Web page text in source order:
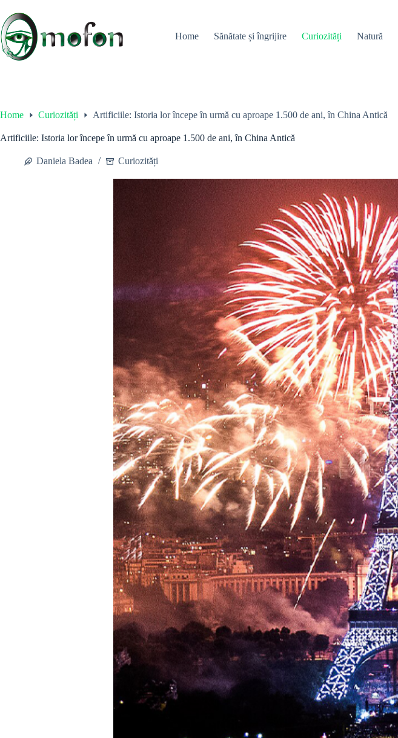
content
Home
Sănătate și îngrijire Curiozități Natură
Home Curiozități Artificiile: Istoria lor începe în urmă cu aproape 1.500 de ani, în China Antică
Artificiile: Istoria lor începe în urmă cu aproape 1.500 de ani, în China Antică
Daniela Badea Curiozități